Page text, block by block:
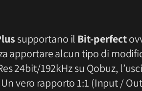
supportano il Bit-perfect
apportare alcun tipo di
24bit/192kHz su Qobuz,
vero rapporto 1:1 (Input /